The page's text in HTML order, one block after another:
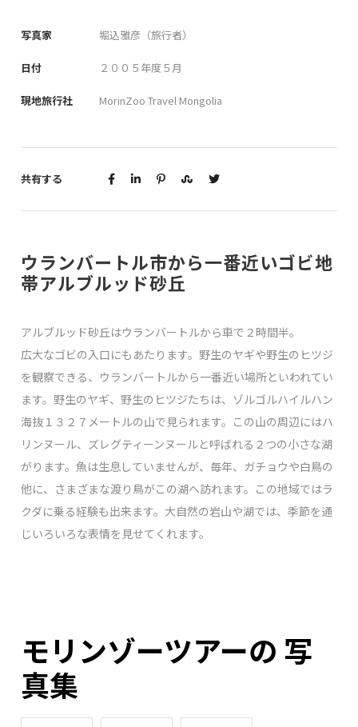
写真家 堀込雅彦（旅行者）
日付 ２００５年度５月
現地旅行社 MorinZoo Travel Mongolia
共有する
ウランバートル市から一番近いゴビ地
帯アルブルッド砂丘
アルブルッド砂丘はウランバートルから車で２時間半。
広大なゴビの入口にもあたります。野生のヤギや野生のヒツジ
を観察できる、ウランバートルから一番近い場所といわれてい
ます。野生のヤギ、野生のヒツジたちは、ゾルゴルハイルハン
海抜１３２７メートルの山で見られます。この山の周辺にはハ
リンヌール、ズレグティーンヌールと呼ばれる２つの小さな湖
がります。 魚は生息していませんが、毎年、ガチョウや白鳥の
他に、さまざまな渡り鳥がこの湖へ訪れます。この地域ではラ
クダに乗る経験も出来ます。 大自然の岩山や湖では、季節を通
じいろいろな表情を見せてくれます。
モリンゾーツアーの 写
真集